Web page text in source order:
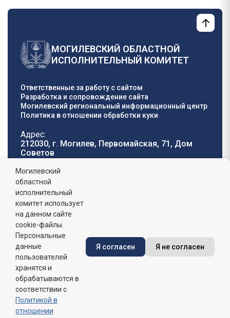
МОГИЛЕВСКИЙ ОБЛАСТНОЙ
ИСПОЛНИТЕЛЬНЫЙ КОМИТЕТ
Ответственные за работу с сайтом
Разработка и сопровождение сайта
Могилевский региональный информационный центр
Политика в отношении обработки куки
Адрес:
212030, г. Могилев, Первомайская, 71, Дом
Cоветов
Телефон горячей
линии:
8 (0222) 71-32-55
График работы:
пн-пт: 8.00 - 17.00, сб-вс: выходной,
обеденный перерыв: 13:00 - 14:00
Сайт зарегистрирован в Государственном регистре
информационных ресурсов Республики Беларусь. №
Могилевский
областной
исполнительный
комитет использует
на данном сайте
cookie-файлы.
Персональные
данные
пользователей
хранятся и
обрабатываются в
соответствии с
Политикой в
отношении
Я согласен Я не согласен